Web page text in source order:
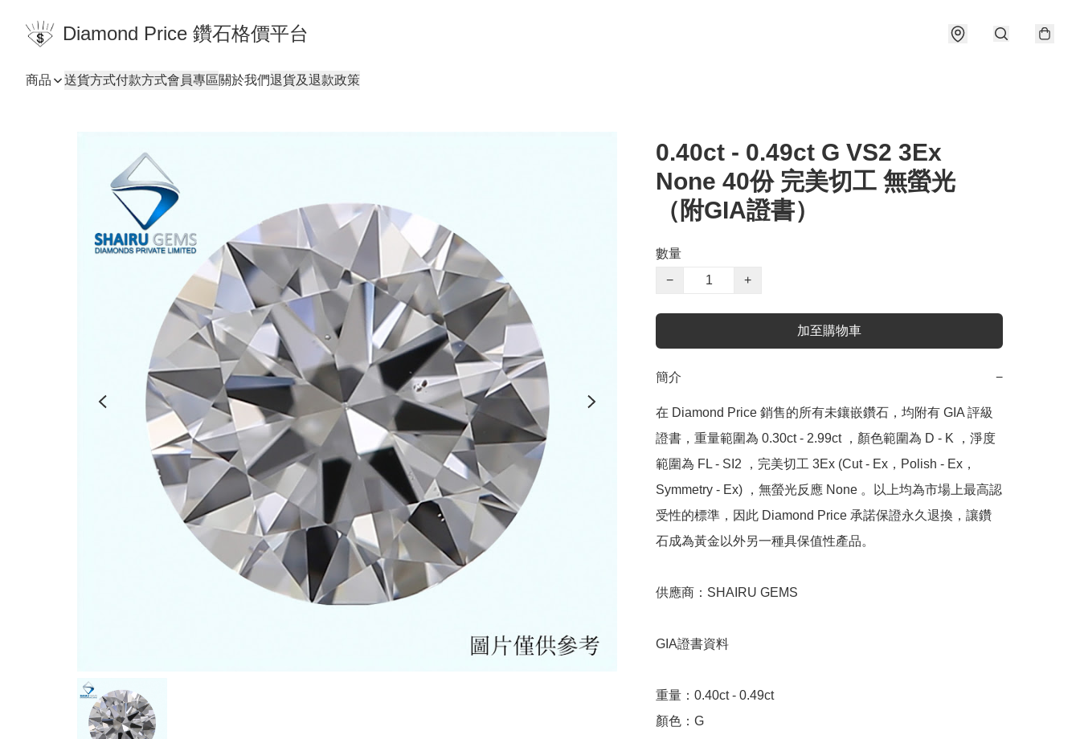
Diamond Price 鑽石格價平台
商品 送貨方式付款方式會員專區關於我們退貨及退款政策
0.40ct - 0.49ct G VS2 3Ex
None 40份 完美切工 無螢光
（附GIA證書）
數量
−
+
加至購物車
簡介 −
在 Diamond Price 銷售的所有未鑲嵌鑽石，均附有 GIA 評級
證書，重量範圍為 0.30ct - 2.99ct ，顏色範圍為 D - K ，淨度
範圍為 FL - SI2 ，完美切工 3Ex (Cut - Ex，Polish - Ex，
Symmetry - Ex) ，無螢光反應 None 。以上均為市場上最高認
受性的標準，因此 Diamond Price 承諾保證永久退換，讓鑽
石成為黃金以外另一種具保值性產品。
供應商：SHAIRU GEMS
GIA證書資料
重量：0.40ct - 0.49ct
顏色：G